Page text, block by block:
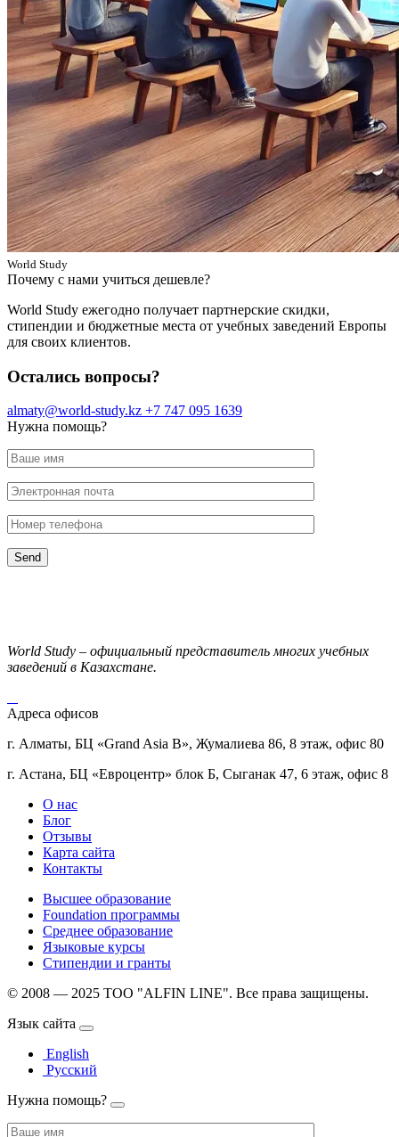
World Study
Почему с нами учиться дешевле?
World Study ежегодно получает партнерские скидки,
стипендии и бюджетные места от учебных заведений Европы
для своих клиентов.
Остались вопросы?
almaty@world-study.kz +7 747 095 1639
Нужна помощь?
World Study – официальный представитель многих учебных
заведений в Казахстане.
Адреса офисов
г. Алматы, БЦ «Grand Asia B», Жумалиева 86, 8 этаж, офис 80
г. Астана, БЦ «Евроцентр» блок Б, Сыганак 47, 6 этаж, офис 8
О нас
Блог
Отзывы
Карта сайта
Контакты
Высшее образование
Foundation программы
Среднее образование
Языковые курсы
Стипендии и гранты
© 2008 — 2025 ТОО "ALFIN LINE". Все права защищены.
Язык сайта
English
Русский
Нужна помощь?